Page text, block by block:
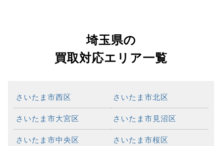
埼玉県の
買取対応エリア一覧
さいたま市西区 さいたま市北区
さいたま市大宮区 さいたま市見沼区
さいたま市中央区 さいたま市桜区